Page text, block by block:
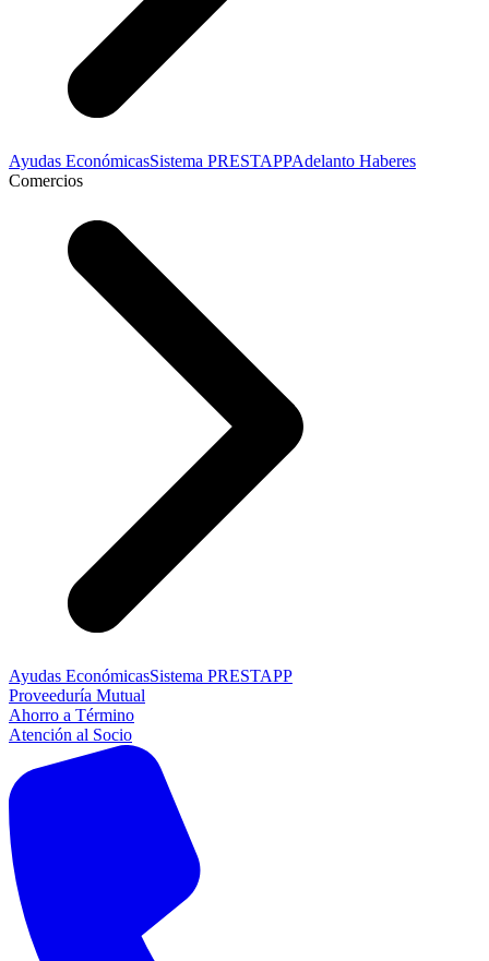
Ayudas EconómicasSistema PRESTAPPAdelanto Haberes
Comercios
Ayudas EconómicasSistema PRESTAPP
Proveeduría Mutual
Ahorro a Término
Atención al Socio